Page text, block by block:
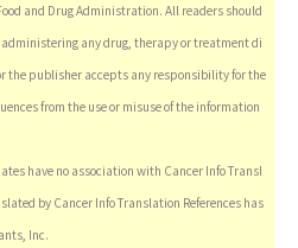
and Drug Administration. All readers should
any drug, therapy or treatment di
the publisher accepts any responsibility for the
from the use or misuse of the information
have no association with Cancer Info Transl
by Cancer Info Translation References has
Inc.